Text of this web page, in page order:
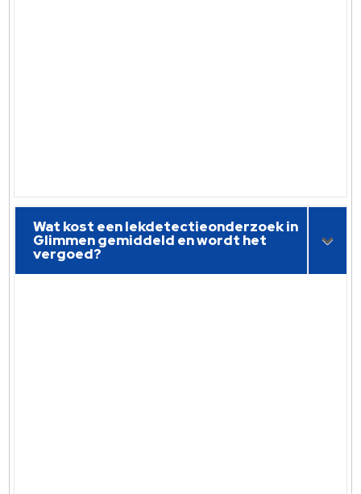
Wat kost een lekdetectieonderzoek in
Glimmen gemiddeld en wordt het
vergoed?